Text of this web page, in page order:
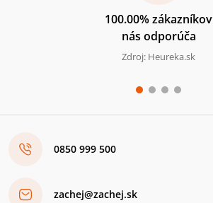
100.00% zákazníkov
nás odporúča
Zdroj: Heureka.sk
0850 999 500
zachej@zachej.sk